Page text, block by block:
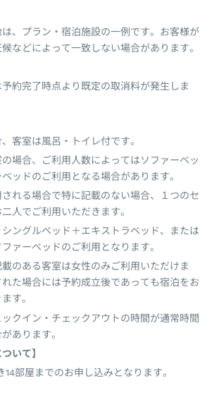
、プラン・宿泊施設の一例です。お客様が
などによって一致しない場合があります。
約完了時点より既定の取消料が発生しま
客室は風呂・トイレ付です。
場合、ご利用人数によってはソファーベッ
ッドのご利用となる場合があります。
れる場合で特に記載のない場合、１つのセ
人でご利用いただきます。
ングルベッド＋エキストラベッド、または
ァーベッドのご利用となります。
載のある客室は女性のみご利用いただけま
た場合には予約成立後であっても宿泊をお
す。
クイン・チェックアウトの時間が通常時間
あります。
いて】
14部屋までのお申し込みとなります。